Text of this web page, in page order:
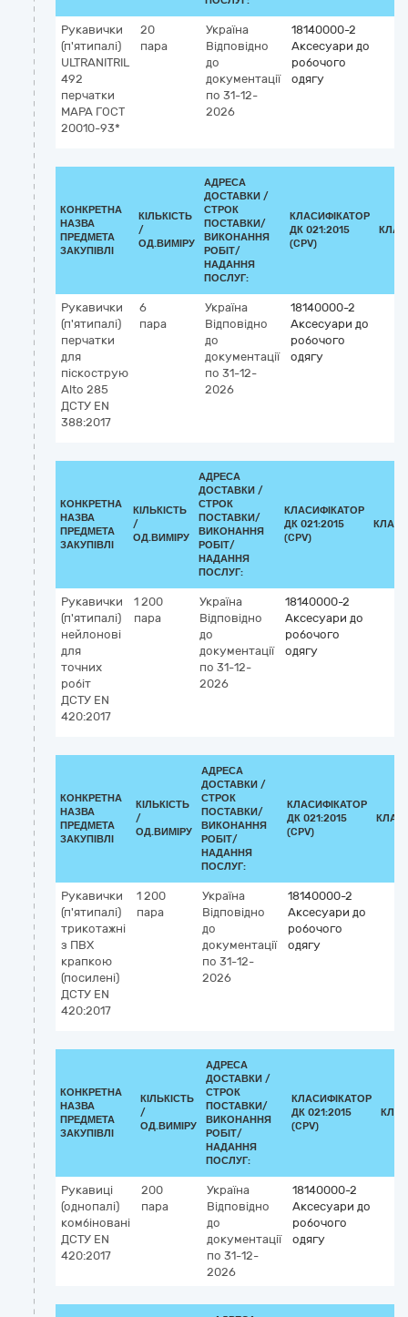
Рукавички
(п'ятипалі)
ULTRANITRIL
492
перчатки
MAPA ГОСТ
20010-93*
20
пара
Україна
Відповідно
до
документації
по 31-12-
2026
18140000-2
Аксесуари до
робочого
одягу
КОНКРЕТНА
НАЗВА
ПРЕДМЕТА
ЗАКУПІВЛІ
КІЛЬКІСТЬ
/
ОД.ВИМІРУ
АДРЕСА
ДОСТАВКИ /
СТРОК
ПОСТАВКИ/
ВИКОНАННЯ
РОБІТ/
НАДАННЯ
ПОСЛУГ:
КЛАСИФІКАТОР
ДК 021:2015
(CPV)
Рукавички
(п'ятипалі)
перчатки
для
піскострую
Alto 285
ДСТУ EN
388:2017
6
пара
Україна
Відповідно
до
документації
по 31-12-
2026
18140000-2
Аксесуари до
робочого
одягу
КОНКРЕТНА
НАЗВА
ПРЕДМЕТА
ЗАКУПІВЛІ
КІЛЬКІСТЬ
/
ОД.ВИМІРУ
АДРЕСА
ДОСТАВКИ /
СТРОК
ПОСТАВКИ/
ВИКОНАННЯ
РОБІТ/
НАДАННЯ
ПОСЛУГ:
КЛАСИФІКАТОР
ДК 021:2015
(CPV)
Рукавички
(п'ятипалі)
нейлонові
для
точних
робіт
ДСТУ EN
420:2017
1 200
пара
Україна
Відповідно
до
документації
по 31-12-
2026
18140000-2
Аксесуари до
робочого
одягу
КОНКРЕТНА
НАЗВА
ПРЕДМЕТА
ЗАКУПІВЛІ
КІЛЬКІСТЬ
/
ОД.ВИМІРУ
АДРЕСА
ДОСТАВКИ /
СТРОК
ПОСТАВКИ/
ВИКОНАННЯ
РОБІТ/
НАДАННЯ
ПОСЛУГ:
КЛАСИФІКАТОР
ДК 021:2015
(CPV)
Рукавички
(п'ятипалі)
трикотажні
з ПВХ
крапкою
(посилені)
ДСТУ EN
420:2017
1 200
пара
Україна
Відповідно
до
документації
по 31-12-
2026
18140000-2
Аксесуари до
робочого
одягу
КОНКРЕТНА
НАЗВА
ПРЕДМЕТА
ЗАКУПІВЛІ
КІЛЬКІСТЬ
/
ОД.ВИМІРУ
АДРЕСА
ДОСТАВКИ /
СТРОК
ПОСТАВКИ/
ВИКОНАННЯ
РОБІТ/
НАДАННЯ
ПОСЛУГ:
КЛАСИФІКАТОР
ДК 021:2015
(CPV)
Рукавиці
(однопалі)
комбіновані
ДСТУ EN
420:2017
200
пара
Україна
Відповідно
до
документації
по 31-12-
2026
18140000-2
Аксесуари до
робочого
одягу